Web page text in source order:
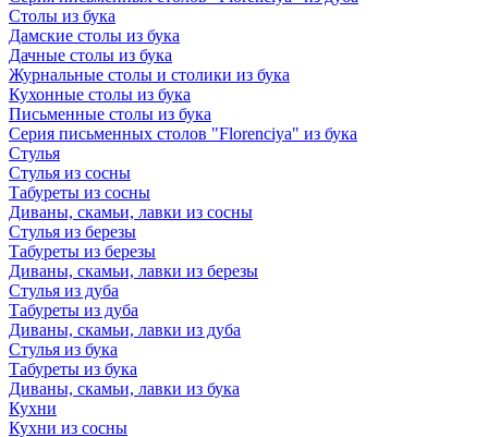
Столы из бука
Дамские столы из бука
Дачные столы из бука
Журнальные столы и столики из бука
Кухонные столы из бука
Письменные столы из бука
Серия письменных столов "Florenciya" из бука
Стулья
Стулья из сосны
Табуреты из сосны
Диваны, скамьи, лавки из сосны
Стулья из березы
Табуреты из березы
Диваны, скамьи, лавки из березы
Стулья из дуба
Табуреты из дуба
Диваны, скамьи, лавки из дуба
Стулья из бука
Табуреты из бука
Диваны, скамьи, лавки из бука
Кухни
Кухни из сосны